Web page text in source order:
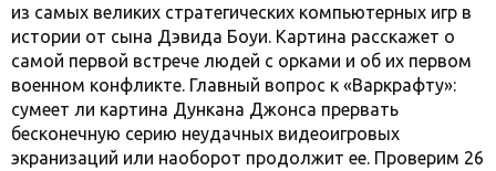
из самых великих стратегических компьютерных игр в
истории от сына Дэвида Боуи. Картина расскажет о
самой первой встрече людей с орками и об их первом
военном конфликте. Главный вопрос к «Варкрафту»:
сумеет ли картина Дункана Джонса прервать
бесконечную серию неудачных видеоигровых
экранизаций или наоборот продолжит ее. Проверим 26